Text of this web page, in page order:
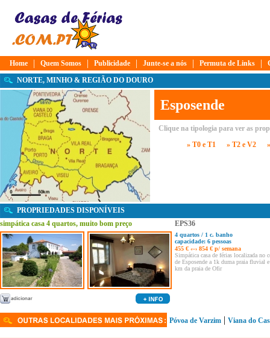
Home | Quem Somos | Publicidade | Junte-se a nós | Permuta de Links |
NORTE, MINHO & REGIÃO DO DOURO
Esposende
Clique na tipologia para ver as
» T0 e T1
» T2 e V2
PROPRIEDADES DISPONÍVEIS
simpática casa 4 quartos, muito bom preço
EPS36
4 quartos / 1 c. banho
capacidade: 6 pessoas
455 € ‹–› 854 € p/ semana
Simpática casa de férias localizada no
de Esposende a 1k duma praia fluvial
km da praia de Ofir
Póvoa de Varzim | Viana do